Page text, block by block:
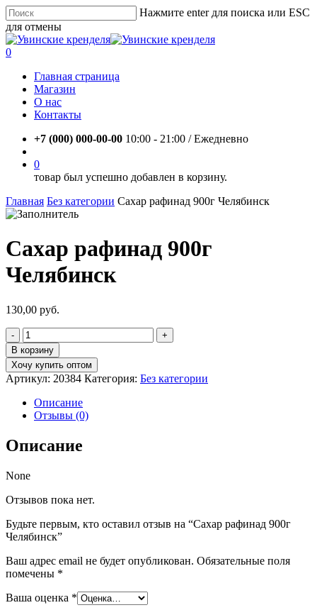
Skip
to
main
content
Нажмите enter для поиска или ESC
для отмены
Close
Search
account
0
Главная страница
Магазин
О нас
Контакты
+7 (000) 000-00-00 10:00 - 21:00 / Eжедневно
0
товар был успешно добавлен в корзину.
Главная Без категории Сахар рафинад 900г Челябинск
Сахар рафинад 900г
Челябинск
130,00 руб.
Количество
товара
Сахар
рафинад
900г
Челябинск
В корзину
Хочу купить оптом
Артикул: 20384 Категория: Без категории
Описание
Отзывы (0)
Описание
None
Отзывов пока нет.
Будьте первым, кто оставил отзыв на “Сахар рафинад 900г
Челябинск”
Ваш адрес email не будет опубликован. Обязательные поля
помечены *
Ваша оценка *